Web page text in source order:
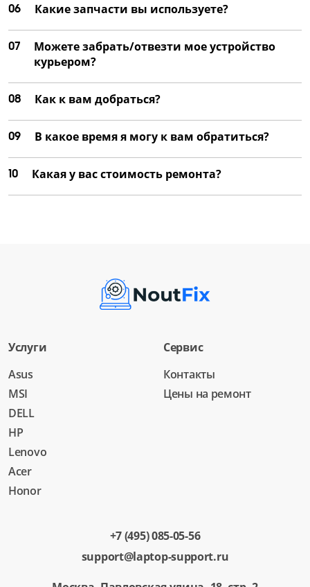
06 Какие запчасти вы используете?
07
Можете забрать/отвезти мое устройство
курьером?
08 Как к вам добраться?
09 В какое время я могу к вам обратиться?
10 Какая у вас стоимость ремонта?
Услуги
Asus
MSI
DELL
HP
Lenovo
Acer
Honor
Сервис
Контакты
Цены на ремонт
+7 (495) 085-05-56
support@laptop-support.ru